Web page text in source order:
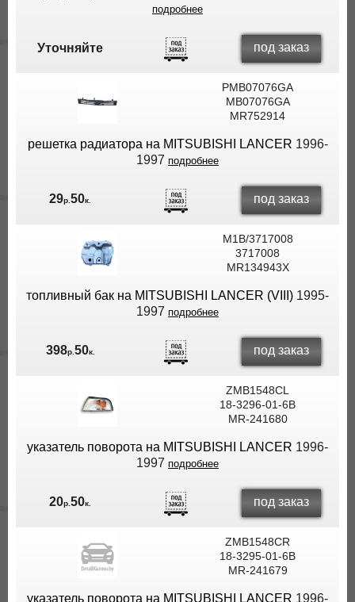
подробнее
Уточняйте под заказ
PMB07076GA
MB07076GA
MR752914
решетка радиатора на MITSUBISHI LANCER 1996-
1997 подробнее
29р.50к. под заказ
M1B/3717008
3717008
MR134943X
топливный бак на MITSUBISHI LANCER (VIII) 1995-
1997 подробнее
398р. 50к. под заказ
ZMB1548CL
18-3296-01-6B
MR-241680
указатель поворота на MITSUBISHI LANCER 1996-
1997 подробнее
20р.50к. под заказ
ZMB1548CR
18-3295-01-6B
MR-241679
указатель поворота на MITSUBISHI LANCER 1996-